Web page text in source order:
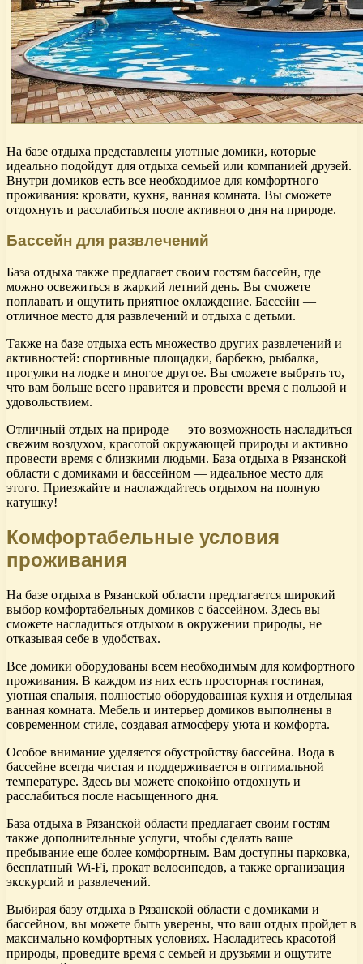
На базе отдыха представлены уютные домики, которые
идеально подойдут для отдыха семьей или компанией друзей.
Внутри домиков есть все необходимое для комфортного
проживания: кровати, кухня, ванная комната. Вы сможете
отдохнуть и расслабиться после активного дня на природе.
Бассейн для развлечений
База отдыха также предлагает своим гостям бассейн, где
можно освежиться в жаркий летний день. Вы сможете
поплавать и ощутить приятное охлаждение. Бассейн —
отличное место для развлечений и отдыха с детьми.
Также на базе отдыха есть множество других развлечений и
активностей: спортивные площадки, барбекю, рыбалка,
прогулки на лодке и многое другое. Вы сможете выбрать то,
что вам больше всего нравится и провести время с пользой и
удовольствием.
Отличный отдых на природе — это возможность насладиться
свежим воздухом, красотой окружающей природы и активно
провести время с близкими людьми. База отдыха в Рязанской
области с домиками и бассейном — идеальное место для
этого. Приезжайте и наслаждайтесь отдыхом на полную
катушку!
Комфортабельные условия
проживания
На базе отдыха в Рязанской области предлагается широкий
выбор комфортабельных домиков с бассейном. Здесь вы
сможете насладиться отдыхом в окружении природы, не
отказывая себе в удобствах.
Все домики оборудованы всем необходимым для комфортного
проживания. В каждом из них есть просторная гостиная,
уютная спальня, полностью оборудованная кухня и отдельная
ванная комната. Мебель и интерьер домиков выполнены в
современном стиле, создавая атмосферу уюта и комфорта.
Особое внимание уделяется обустройству бассейна. Вода в
бассейне всегда чистая и поддерживается в оптимальной
температуре. Здесь вы можете спокойно отдохнуть и
расслабиться после насыщенного дня.
База отдыха в Рязанской области предлагает своим гостям
также дополнительные услуги, чтобы сделать ваше
пребывание еще более комфортным. Вам доступны парковка,
бесплатный Wi-Fi, прокат велосипедов, а также организация
экскурсий и развлечений.
Выбирая базу отдыха в Рязанской области с домиками и
бассейном, вы можете быть уверены, что ваш отдых пройдет в
максимально комфортных условиях. Насладитесь красотой
природы, проведите время с семьей и друзьями и ощутите